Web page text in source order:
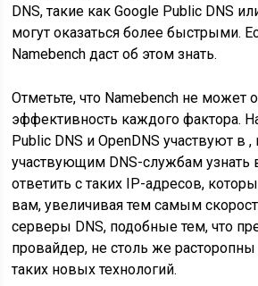
DNS, такие как Google Public DNS
могут оказаться более быстрыми.
Namebench даст об этом знать.
Отметьте, что Namebench не может
эффективность каждого фактора.
Public DNS и OpenDNS участвуют в
участвующим DNS-службам узнать
ответить с таких IP-адресов,
вам, увеличивая тем самым
серверы DNS, подобные тем, что
провайдер, не столь же
таких новых технологий.